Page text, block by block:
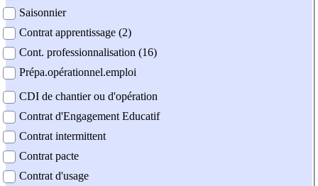
Saisonnier
Contrat apprentissage (2)
Cont. professionnalisation (16)
Prépa.opérationnel.emploi
CDI de chantier ou d'opération
Contrat d'Engagement Educatif
Contrat intermittent
Contrat pacte
Contrat d'usage